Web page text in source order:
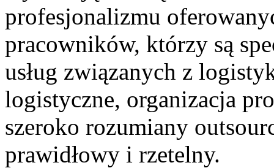
profesjonalizmu
pracowników, którzy są
usług związanych z
logistyczne, organizacja
szeroko rozumiany
prawidłowy i rzetelny.